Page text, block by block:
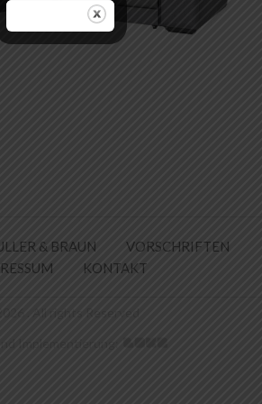
& BRAUN
VORSCHRIFTEN
KONTAKT